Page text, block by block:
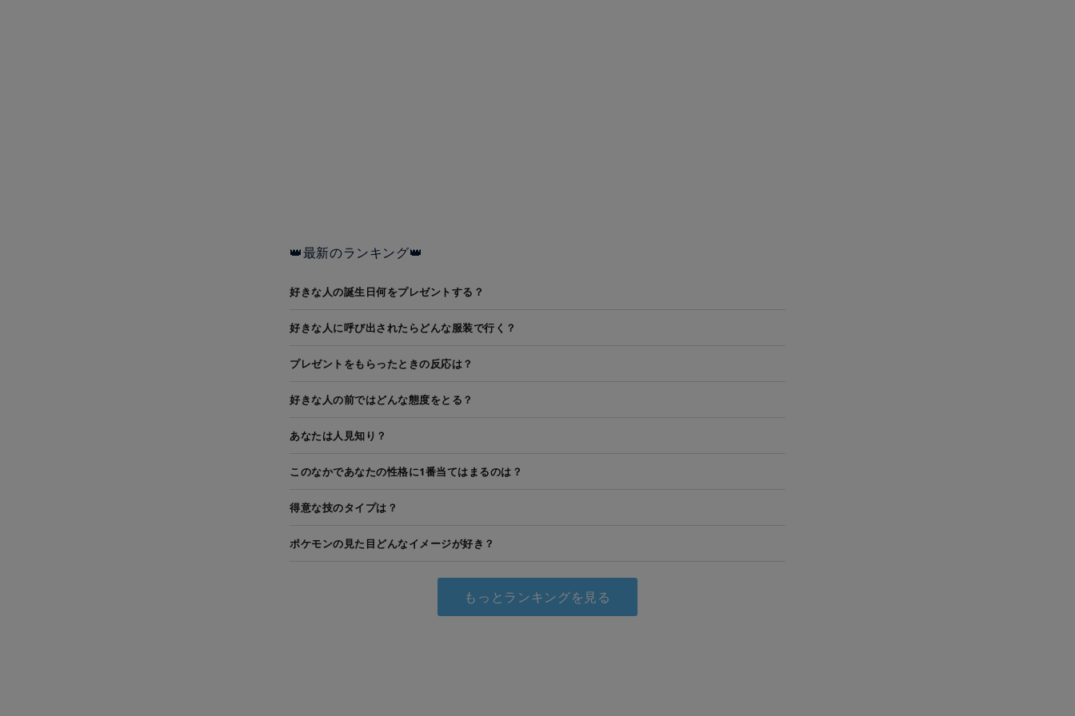
👑最新のランキング👑
好きな人の誕生日何をプレゼントする？
好きな人に呼び出されたらどんな服装で行く？
プレゼントをもらったときの反応は？
好きな人の前ではどんな態度をとる？
あなたは人見知り？
このなかであなたの性格に1番当てはまるのは？
得意な技のタイプは？
ポケモンの見た目どんなイメージが好き？
もっとランキングを見る